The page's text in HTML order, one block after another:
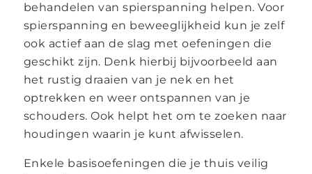
behandelen van spierspanning helpen. Voor
spierspanning en beweeglijkheid kun je zelf
ook actief aan de slag met oefeningen die
geschikt zijn. Denk hierbij bijvoorbeeld aan
het rustig draaien van je nek en het
optrekken en weer ontspannen van je
schouders. Ook helpt het om te zoeken naar
houdingen waarin je kunt afwisselen.
Enkele basisoefeningen die je thuis veilig